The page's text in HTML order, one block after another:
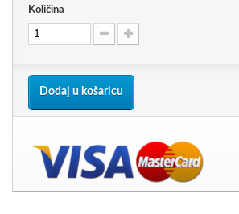
Količina
Dodaj u košaricu